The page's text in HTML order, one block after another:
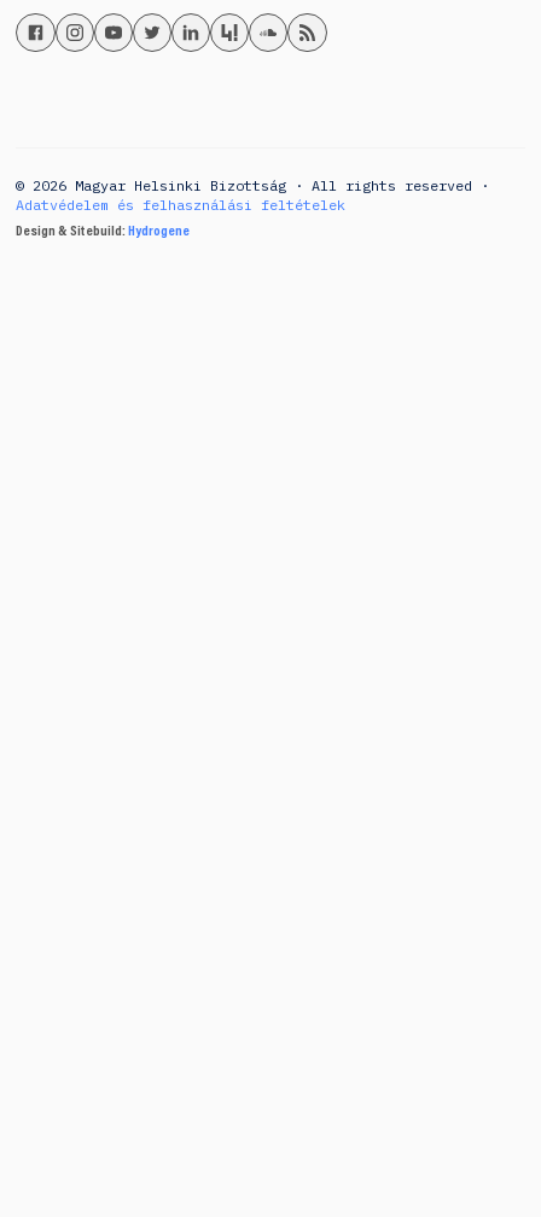
© 2026 Magyar Helsinki Bizottság · All rights reserved ·
Adatvédelem és felhasználási feltételek
Design & Sitebuild: Hydrogene